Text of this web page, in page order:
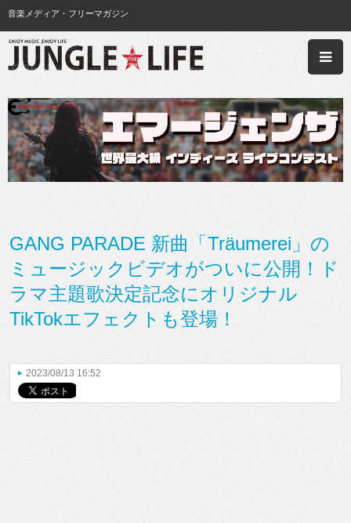
音楽メディア・フリーマガジン
GANG PARADE 新曲「Träumerei」の
ミュージックビデオがついに公開！ド
ラマ主題歌決定記念にオリジナル
TikTokエフェクトも登場！
2023/08/13 16:52